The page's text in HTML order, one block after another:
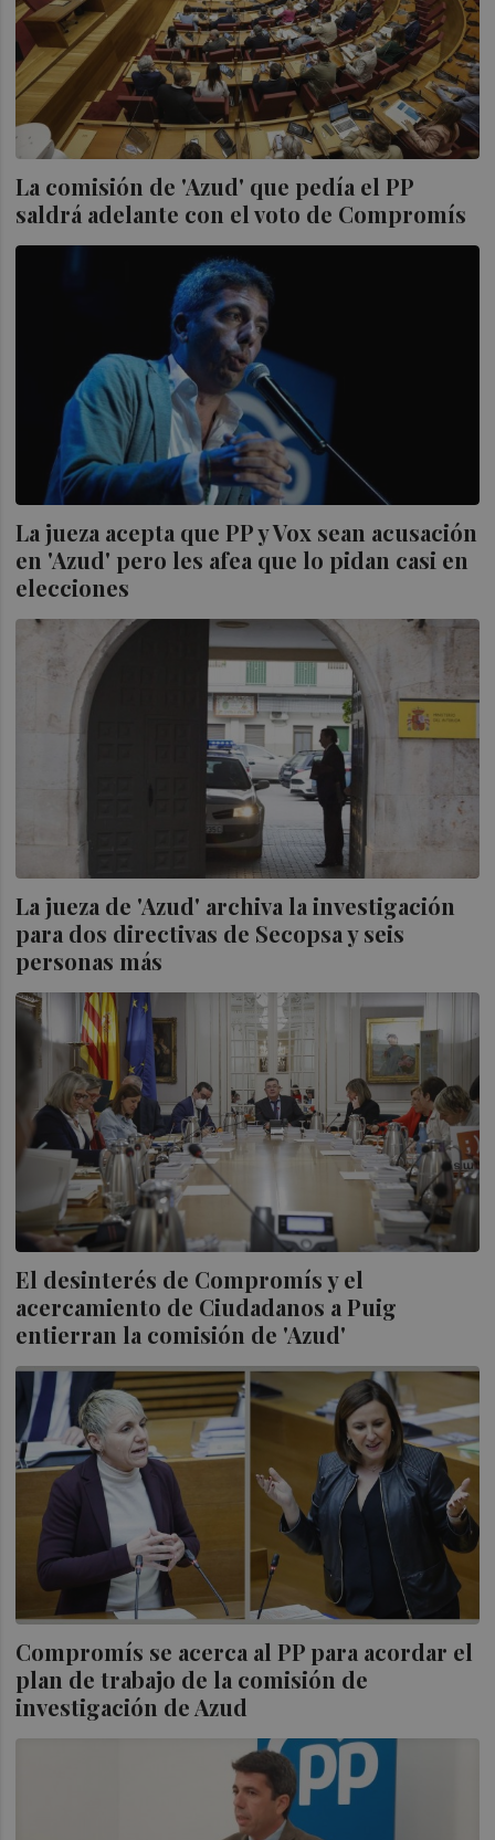
La comisión de 'Azud' que pedía el PP
saldrá adelante con el voto de Compromís
La jueza acepta que PP y Vox sean acusación
en 'Azud' pero les afea que lo pidan casi en
elecciones
La jueza de 'Azud' archiva la investigación
para dos directivas de Secopsa y seis
personas más
El desinterés de Compromís y el
acercamiento de Ciudadanos a Puig
entierran la comisión de 'Azud'
Compromís se acerca al PP para acordar el
plan de trabajo de la comisión de
investigación de Azud